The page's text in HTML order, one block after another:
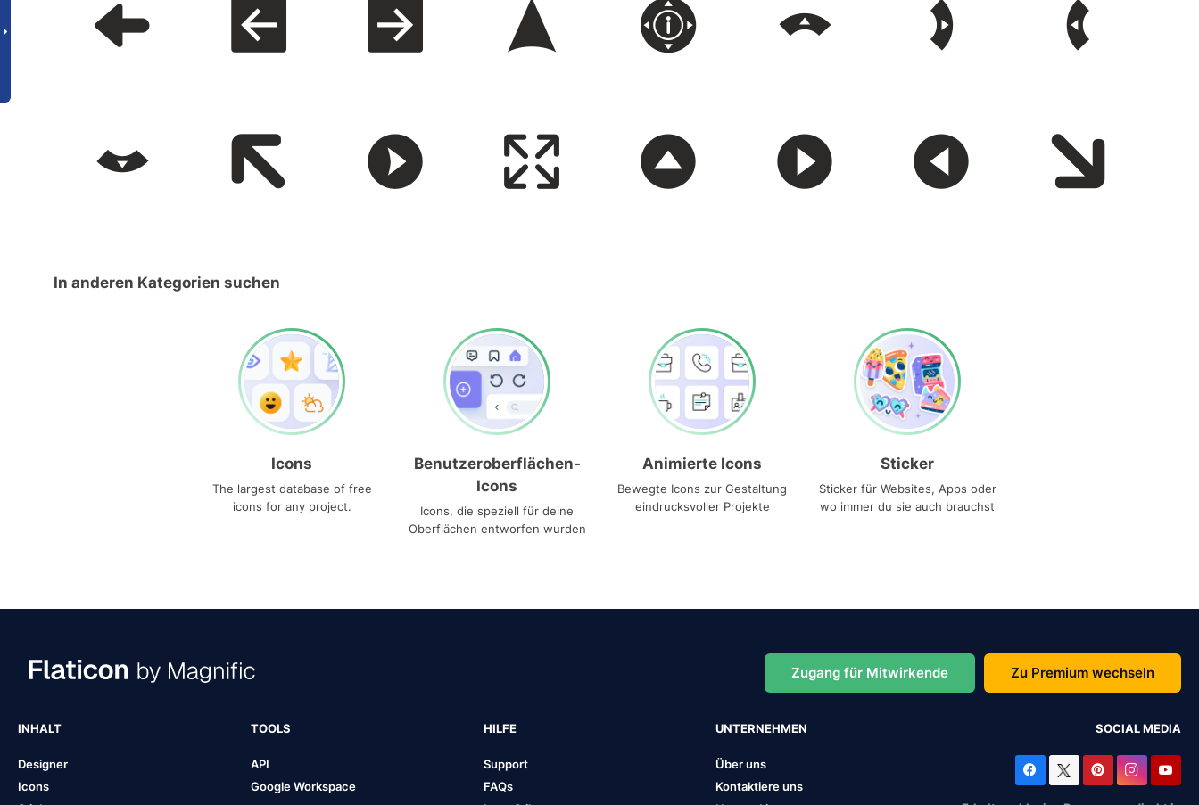
In anderen Kategorien suchen
Icons
The largest database of free
icons for any project.
Benutzeroberflächen-
Icons
Icons, die speziell für deine
Oberflächen entworfen wurden
Animierte Icons
Bewegte Icons zur Gestaltung
eindrucksvoller Projekte
Sticker
Sticker für Websites, Apps oder
wo immer du sie auch brauchst
Zugang für Mitwirkende Zu Premium wechseln
INHALT
Designer
Icons
TOOLS
API
Google Workspace
HILFE
Support
FAQs
UNTERNEHMEN
Über uns
Kontaktiere uns
SOCIAL MEDIA